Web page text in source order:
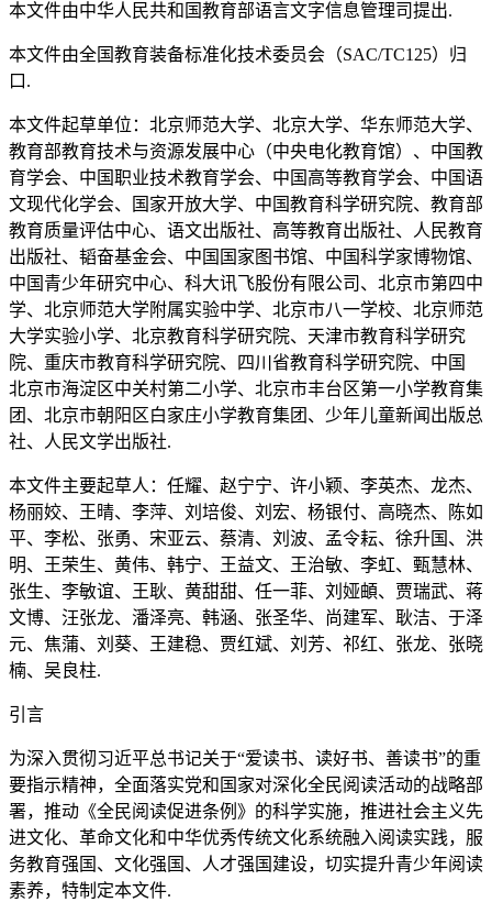
本文件由中华人民共和国教育部语言文字信息管理司提出.
本文件由全国教育装备标准化技术委员会（SAC/TC125）归
口.
本文件起草单位：北京师范大学、北京大学、华东师范大学、
教育部教育技术与资源发展中心（中央电化教育馆）、中国教
育学会、中国职业技术教育学会、中国高等教育学会、中国语
文现代化学会、国家开放大学、中国教育科学研究院、教育部
教育质量评估中心、语文出版社、高等教育出版社、人民教育
出版社、韬奋基金会、中国国家图书馆、中国科学家博物馆、
中国青少年研究中心、科大讯飞股份有限公司、北京市第四中
学、北京师范大学附属实验中学、北京市八一学校、北京师范
大学实验小学、北京教育科学研究院、天津市教育科学研究
院、重庆市教育科学研究院、四川省教育科学研究院、中国
北京市海淀区中关村第二小学、北京市丰台区第一小学教育集
团、北京市朝阳区白家庄小学教育集团、少年儿童新闻出版总
社、人民文学出版社.
本文件主要起草人：任耀、赵宁宁、许小颖、李英杰、龙杰、
杨丽姣、王晴、李萍、刘培俊、刘宏、杨银付、高晓杰、陈如
平、李松、张勇、宋亚云、蔡清、刘波、孟令耘、徐升国、洪
明、王荣生、黄伟、韩宁、王益文、王治敏、李虹、甄慧林、
张生、李敏谊、王耿、黄甜甜、任一菲、刘娅頔、贾瑞武、蒋
文博、汪张龙、潘泽亮、韩涵、张圣华、尚建军、耿洁、于泽
元、焦蒲、刘葵、王建稳、贾红斌、刘芳、祁红、张龙、张晓
楠、吴良柱.
引言
为深入贯彻习近平总书记关于“爱读书、读好书、善读书”的重
要指示精神，全面落实党和国家对深化全民阅读活动的战略部
署，推动《全民阅读促进条例》的科学实施，推进社会主义先
进文化、革命文化和中华优秀传统文化系统融入阅读实践，服
务教育强国、文化强国、人才强国建设，切实提升青少年阅读
素养，特制定本文件.